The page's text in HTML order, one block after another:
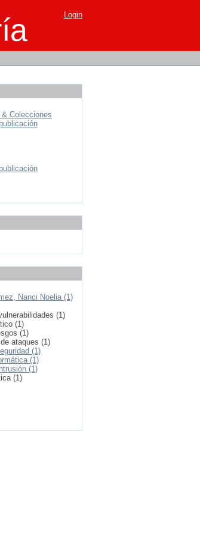
Login
Colecciones
Nanci Noelia (1)
(1)
(1)
(1)
ataques (1)
(1)
(1)
(1)
(1)